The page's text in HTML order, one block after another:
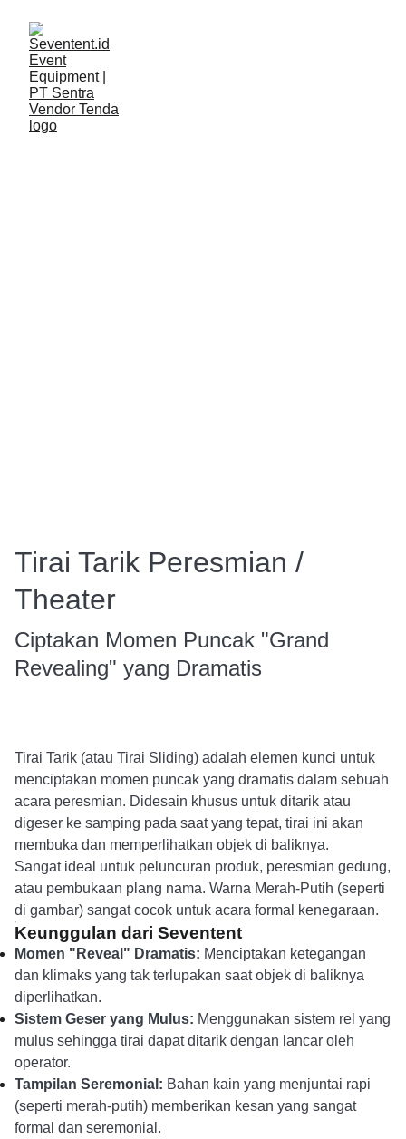
Tirai Tarik Peresmian /
Theater
Ciptakan Momen Puncak "Grand
Revealing" yang Dramatis
Tirai Tarik (atau Tirai Sliding) adalah elemen kunci untuk
menciptakan momen puncak yang dramatis dalam sebuah
acara peresmian. Didesain khusus untuk ditarik atau
digeser ke samping pada saat yang tepat, tirai ini akan
membuka dan memperlihatkan objek di baliknya.
Sangat ideal untuk peluncuran produk, peresmian gedung,
atau pembukaan plang nama. Warna Merah-Putih (seperti
di gambar) sangat cocok untuk acara formal kenegaraan.
Keunggulan dari Seventent
Momen "Reveal" Dramatis: Menciptakan ketegangan
dan klimaks yang tak terlupakan saat objek di baliknya
diperlihatkan.
Sistem Geser yang Mulus: Menggunakan sistem rel yang
mulus sehingga tirai dapat ditarik dengan lancar oleh
operator.
Tampilan Seremonial: Bahan kain yang menjuntai rapi
(seperti merah-putih) memberikan kesan yang sangat
formal dan seremonial.